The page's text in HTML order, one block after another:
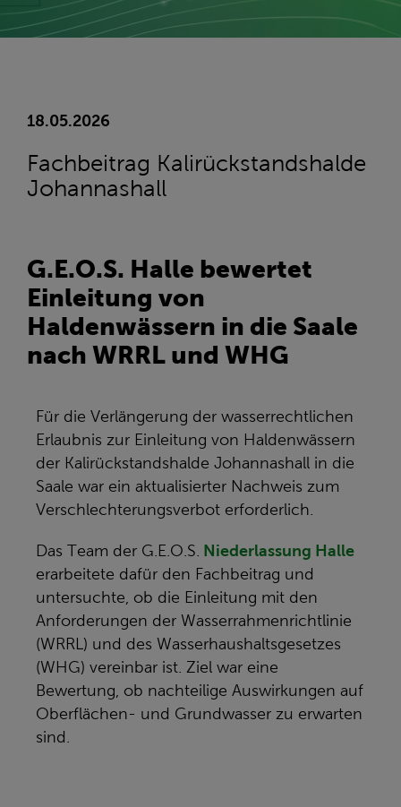
18.05.2026
Fachbeitrag Kalirückstandshalde
Johannashall
G.E.O.S. Halle bewertet
Einleitung von
Haldenwässern in die Saale
nach WRRL und WHG
Für die Verlängerung der wasserrechtlichen
Erlaubnis zur Einleitung von Haldenwässern
der Kalirückstandshalde Johannashall in die
Saale war ein aktualisierter Nachweis zum
Verschlechterungsverbot erforderlich.
Das Team der G.E.O.S. Niederlassung Halle
erarbeitete dafür den Fachbeitrag und
untersuchte, ob die Einleitung mit den
Anforderungen der Wasserrahmenrichtlinie
(WRRL) und des Wasserhaushaltsgesetzes
(WHG) vereinbar ist. Ziel war eine
Bewertung, ob nachteilige Auswirkungen auf
Oberflächen- und Grundwasser zu erwarten
sind.